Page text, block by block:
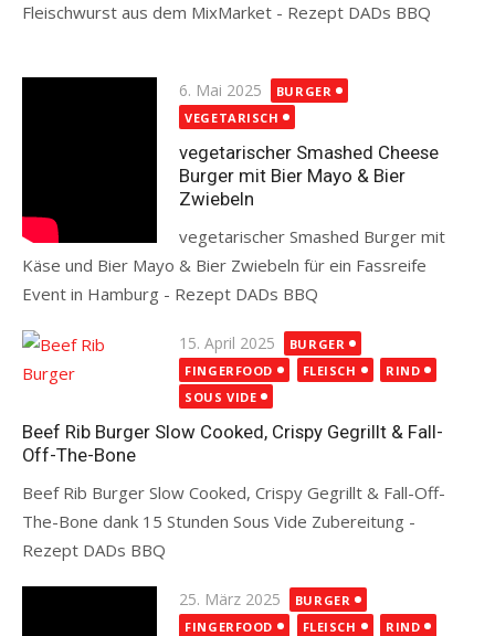
Fleischwurst aus dem MixMarket - Rezept DADs BBQ
Posted
on
6. Mai 2025
BURGER
VEGETARISCH
vegetarischer Smashed Cheese
Burger mit Bier Mayo & Bier
Zwiebeln
vegetarischer Smashed Burger mit
Käse und Bier Mayo & Bier Zwiebeln für ein Fassreife
Event in Hamburg - Rezept DADs BBQ
Posted
on
15. April 2025
BURGER
FINGERFOOD
FLEISCH
RIND
SOUS VIDE
Beef Rib Burger Slow Cooked, Crispy Gegrillt & Fall-
Off-The-Bone
Beef Rib Burger Slow Cooked, Crispy Gegrillt & Fall-Off-
The-Bone dank 15 Stunden Sous Vide Zubereitung -
Rezept DADs BBQ
Posted
on
25. März 2025
BURGER
FINGERFOOD
FLEISCH
RIND